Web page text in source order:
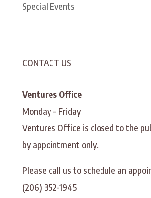
Special Events
CONTACT US
Ventures Office
Monday – Friday
Ventures Office is closed to the
by appointment only.
Please call us to schedule an
(206) 352-1945